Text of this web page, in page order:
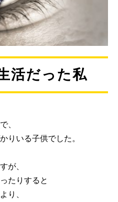
活だった私
、
りいる子供でした。
が、
たりすると
り、